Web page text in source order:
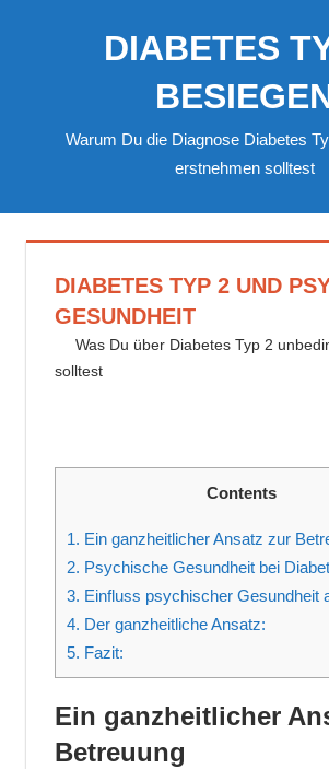
DIABETES
Warum Du die Diagnose Diabetes
erstnehmen solltest
DIABETES TYP 2 UND
GESUNDHEIT
5. Mai 2024
delta_invest
Was Du über Diabetes Typ 2
solltest
Contents
1. Ein ganzheitlicher Ansatz zur
2. Psychische Gesundheit bei
3. Einfluss psychischer Gesundheit
4. Der ganzheitliche Ansatz:
5. Fazit:
Ein ganzheitlicher
Betreuung